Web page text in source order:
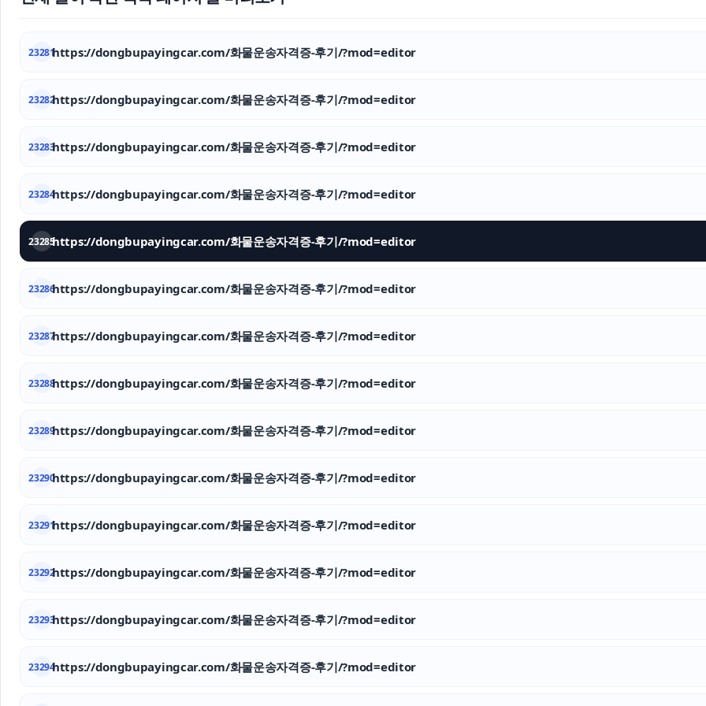
23281https://dongbupayingcar.com/화물운송자격증-후기/?mod=editor
23282https://dongbupayingcar.com/화물운송자격증-후기/?mod=editor
23283https://dongbupayingcar.com/화물운송자격증-후기/?mod=editor
23284https://dongbupayingcar.com/화물운송자격증-후기/?mod=editor
23285https://dongbupayingcar.com/화물운송자격증-후기/?mod=editor
23286https://dongbupayingcar.com/화물운송자격증-후기/?mod=editor
23287https://dongbupayingcar.com/화물운송자격증-후기/?mod=editor
23288https://dongbupayingcar.com/화물운송자격증-후기/?mod=editor
23289https://dongbupayingcar.com/화물운송자격증-후기/?mod=editor
23290https://dongbupayingcar.com/화물운송자격증-후기/?mod=editor
23291https://dongbupayingcar.com/화물운송자격증-후기/?mod=editor
23292https://dongbupayingcar.com/화물운송자격증-후기/?mod=editor
23293https://dongbupayingcar.com/화물운송자격증-후기/?mod=editor
23294https://dongbupayingcar.com/화물운송자격증-후기/?mod=editor